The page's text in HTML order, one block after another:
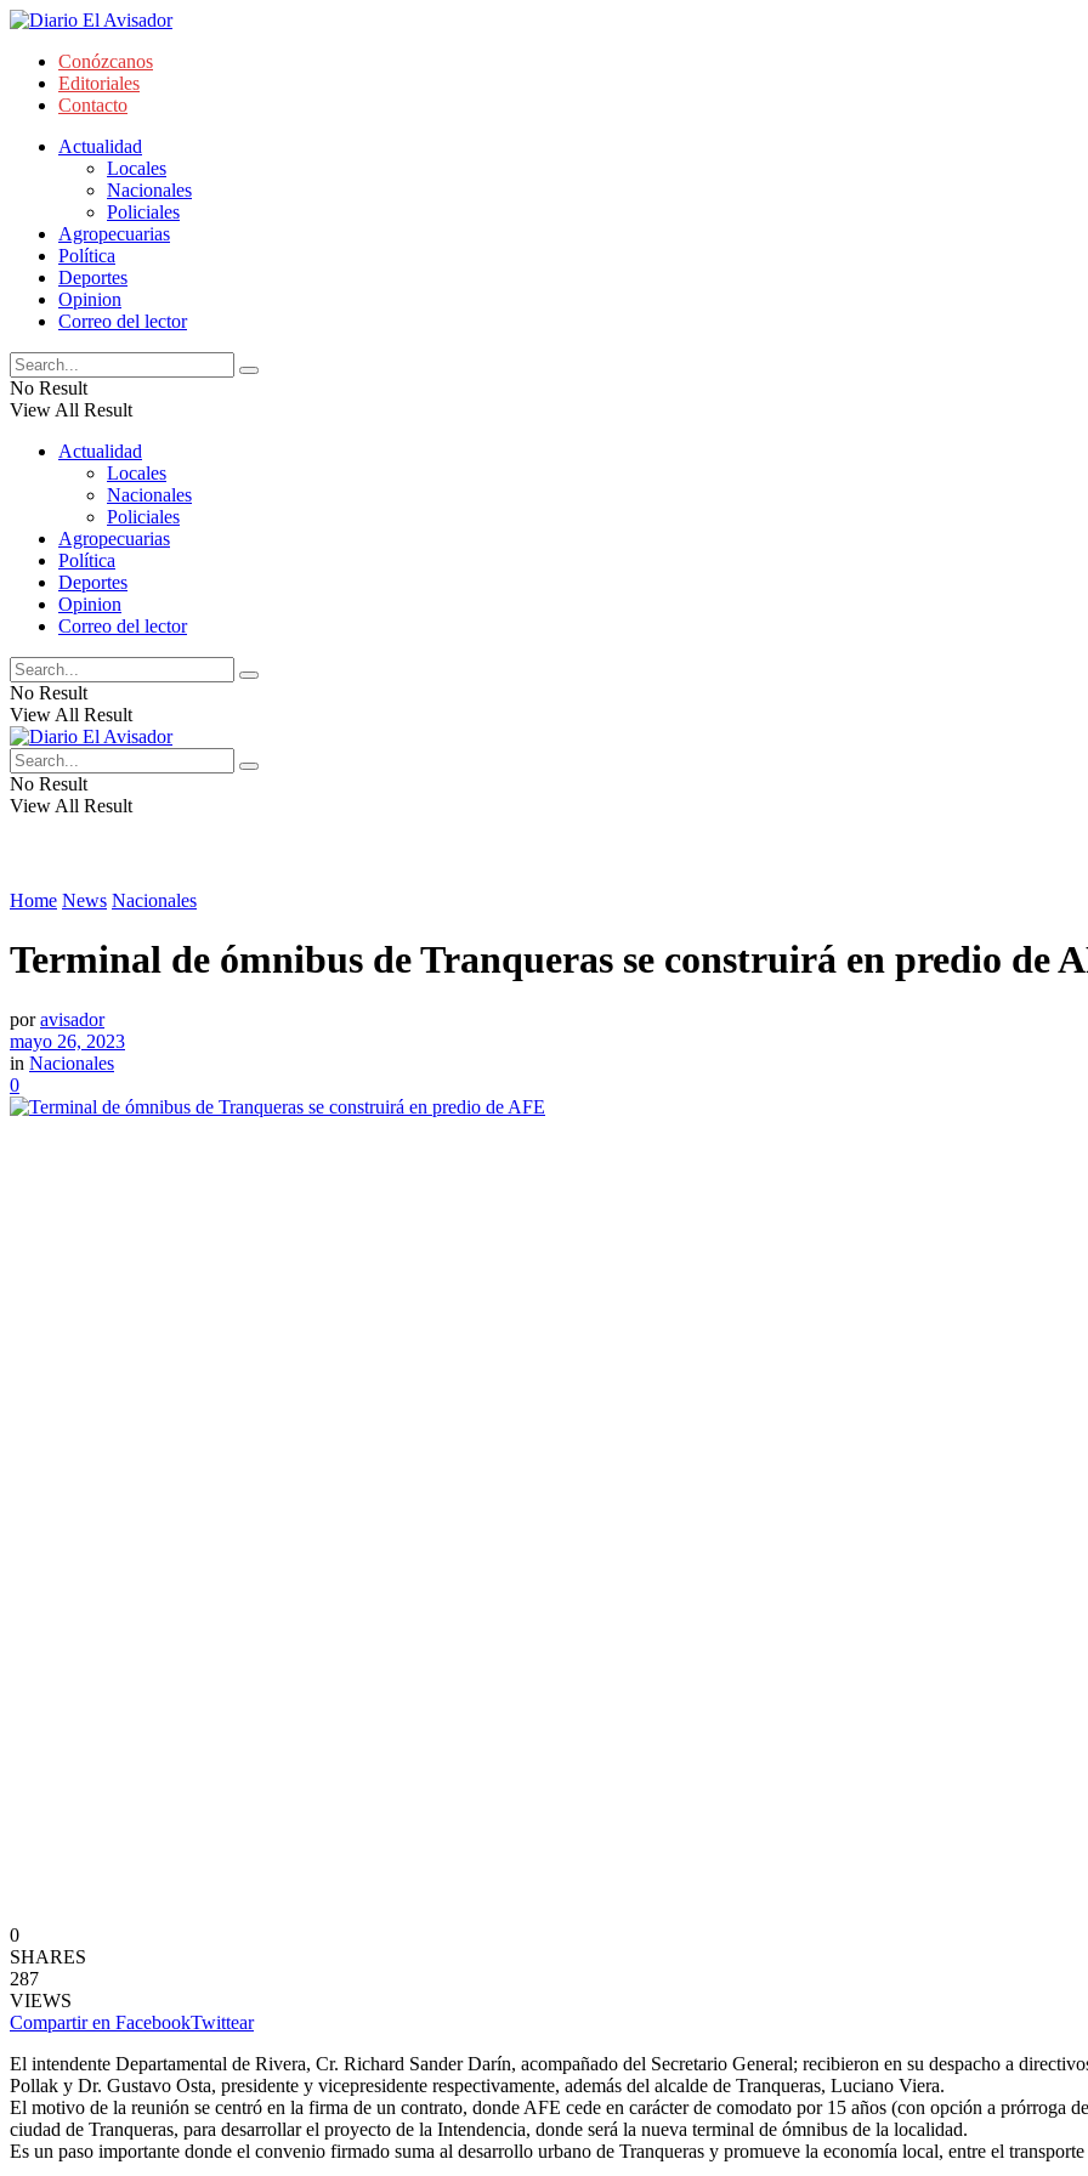
Conózcanos
Editoriales
Contacto
Actualidad
Locales
Nacionales
Policiales
Agropecuarias
Política
Deportes
Opinion
Correo del lector
No Result
View All Result
Actualidad
Locales
Nacionales
Policiales
Agropecuarias
Política
Deportes
Opinion
Correo del lector
No Result
View All Result
No Result
View All Result
Home News Nacionales
Terminal de ómnibus de Tranqueras se construirá en predio de
por avisador
mayo 26, 2023
in Nacionales
0
0
SHARES
287
VIEWS
Compartir en FacebookTwittear
El intendente Departamental de Rivera, Cr. Richard Sander Darín, acompañado del Secretario General; recibieron en su despacho a
Pollak y Dr. Gustavo Osta, presidente y vicepresidente respectivamente, además del alcalde de Tranqueras, Luciano Viera.
El motivo de la reunión se centró en la firma de un contrato, donde AFE cede en carácter de comodato por 15 años (con opción a prórroga
ciudad de Tranqueras, para desarrollar el proyecto de la Intendencia, donde será la nueva terminal de ómnibus de la localidad.
Es un paso importante donde el convenio firmado suma al desarrollo urbano de Tranqueras y promueve la economía local, entre el